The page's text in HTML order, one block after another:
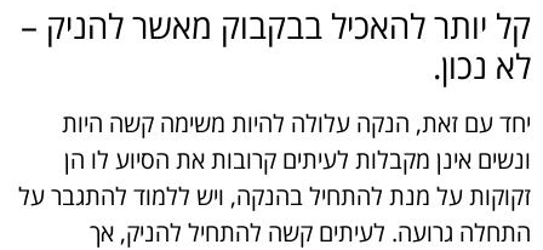
קל יותר להאכיל בבקבוק מאשר להניק –
לא נכון.
יחד עם זאת, הנקה עלולה להיות משימה קשה היות
ונשים אינן מקבלות לעיתים קרובות את הסיוע לו הן
זקוקות על מנת להתחיל בהנקה, ויש ללמוד להתגבר על
התחלה גרועה. לעיתים קשה להתחיל להניק, אך